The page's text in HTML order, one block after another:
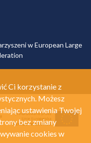
w European Large
Ci korzystanie z
Możesz
ustawienia Twojej
bez zmiany
cookies w